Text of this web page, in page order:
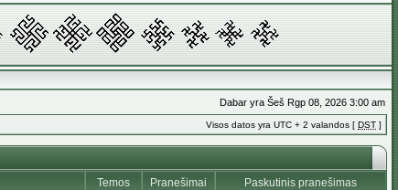
Dabar yra Šeš Rgp 08, 2026 3:00 am
Visos datos yra UTC + 2 valandos [ DST ]
Temos Pranešimai
Paskutinis pranešimas